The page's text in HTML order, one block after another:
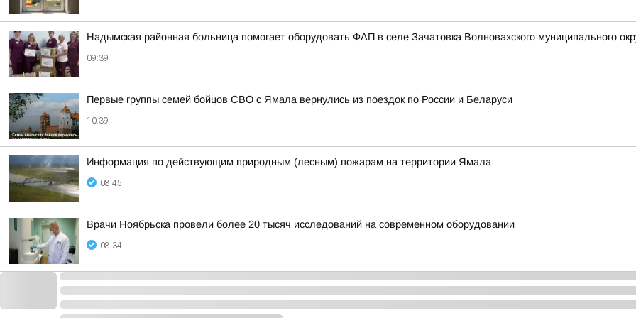
Надымская районная больница помогает оборудовать ФАП в селе Зачатовка Волновахского муниципального
09:39
Первые группы семей бойцов СВО с Ямала вернулись из поездок по России и Беларуси
10:39
Информация по действующим природным (лесным) пожарам на территории Ямала
08:45
Врачи Ноябрьска провели более 20 тысяч исследований на современном оборудовании
08:34